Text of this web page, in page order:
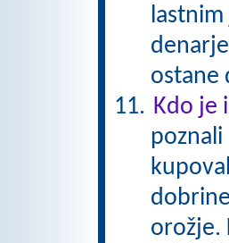
ostane
Kdo je
poznali
orožje.